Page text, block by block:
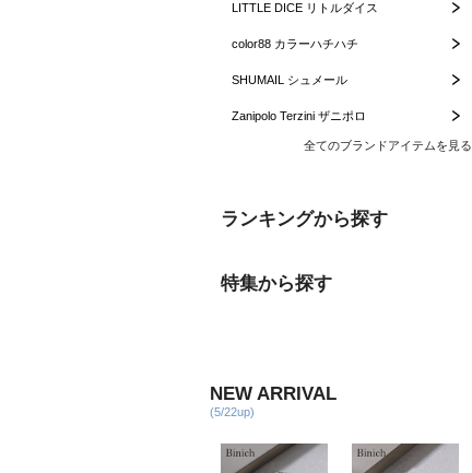
LITTLE DICE リトルダイス
color88 カラーハチハチ
SHUMAIL シュメール
Zanipolo Terzini ザニポロ
全てのブランドアイテムを見る
ランキングから探す
特集から探す